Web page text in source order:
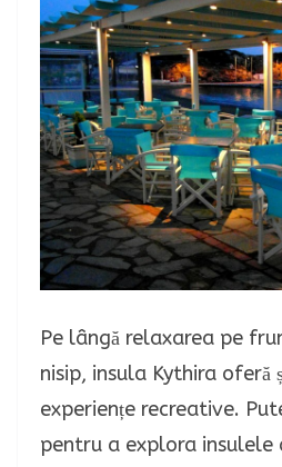
Pe lângă relaxarea pe
nisip, insula Kythira oferă
experiențe recreative.
pentru a explora insulele